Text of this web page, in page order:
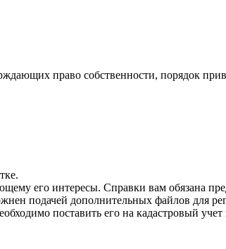
право собственности, порядок
его интересы. Справки вам обязана
подачей дополнительных файлов для
поставить его на кадастровый